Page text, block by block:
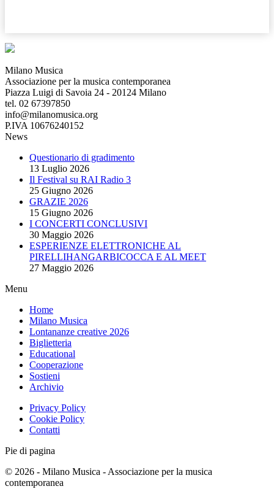
Milano Musica
Associazione per la musica contemporanea
Piazza Luigi di Savoia 24 - 20124 Milano
tel. 02 67397850
info@milanomusica.org
P.IVA 10676240152
News
Questionario di gradimento
13 Luglio 2026
Il Festival su RAI Radio 3
25 Giugno 2026
GRAZIE 2026
15 Giugno 2026
I CONCERTI CONCLUSIVI
30 Maggio 2026
ESPERIENZE ELETTRONICHE AL
PIRELLIHANGARBICOCCA E AL MEET
27 Maggio 2026
Menu
Home
Milano Musica
Lontananze creative 2026
Biglietteria
Educational
Cooperazione
Sostieni
Archivio
Privacy Policy
Cookie Policy
Contatti
Pie di pagina
© 2026 - Milano Musica - Associazione per la musica
contemporanea